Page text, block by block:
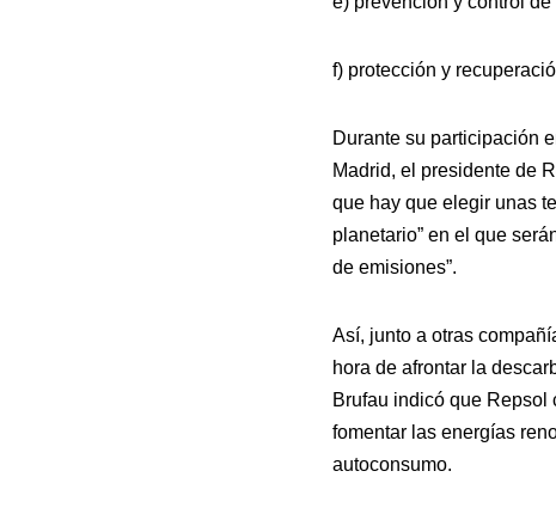
f) protección y
Durante su participación
Madrid, el presidente de
que hay que elegir unas
planetario” en el que
de emisiones”.
Así, junto a otras
hora de afrontar la
Brufau indicó que Repsol
fomentar las energías
autoconsumo.